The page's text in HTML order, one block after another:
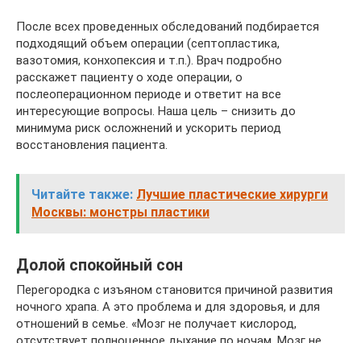
После всех проведенных обследований подбирается
подходящий объем операции (септопластика,
вазотомия, конхопексия и т.п.). Врач подробно
расскажет пациенту о ходе операции, о
послеоперационном периоде и ответит на все
интересующие вопросы. Наша цель – снизить до
минимума риск осложнений и ускорить период
восстановления пациента.
Читайте также: Лучшие пластические хирурги
Москвы: монстры пластики
Долой спокойный сон
Перегородка с изъяном становится причиной развития
ночного храпа. А это проблема и для здоровья, и для
отношений в семье. «Мозг не получает кислород,